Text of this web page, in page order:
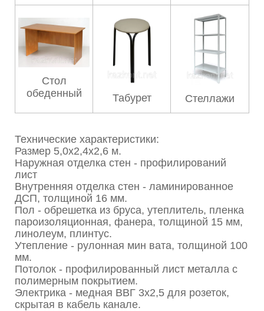
Стол
обеденный
Табурет Стеллажи
Технические характеристики:
Размер 5,0х2,4х2,6 м.
Наружная отделка стен - профилирований
лист
Внутренняя отделка стен - ламинированное
ДСП, толщиной 16 мм.
Пол - обрешетка из бруса, утеплитель, пленка
пароизоляционная, фанера, толщиной 15 мм,
линолеум, плинтус.
Утепление - рулонная мин вата, толщиной 100
мм.
Потолок - профилированный лист металла с
полимерным покрытием.
Электрика - медная ВВГ 3х2,5 для розеток,
скрытая в кабель канале.